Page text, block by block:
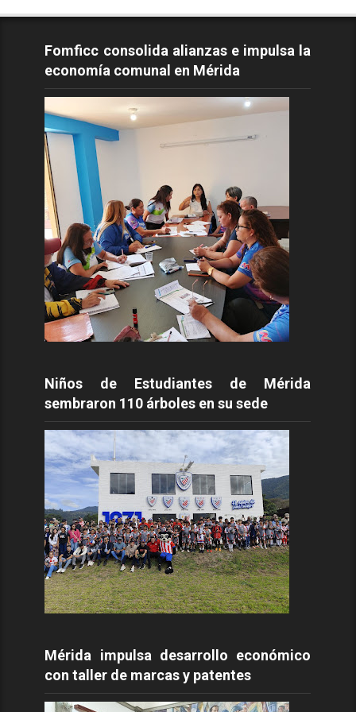
Fomficc consolida alianzas e impulsa la
economía comunal en Mérida
Niños de Estudiantes de Mérida
sembraron 110 árboles en su sede
Mérida impulsa desarrollo económico
con taller de marcas y patentes